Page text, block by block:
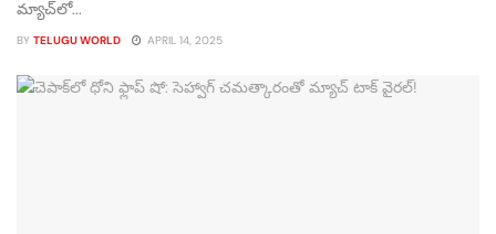
మ్యాచ్‌లో...
BY TELUGU WORLD APRIL 14, 2025